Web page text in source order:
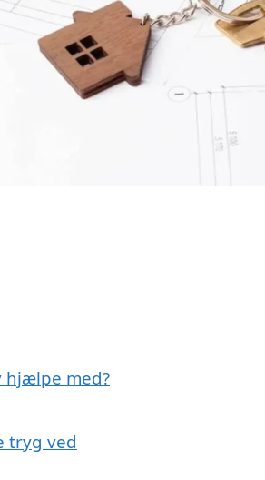
hjælpe med?
tryg ved